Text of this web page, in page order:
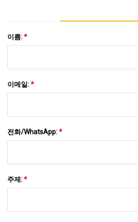
이름:*
이메일:*
전화/WhatsApp:*
주제:*